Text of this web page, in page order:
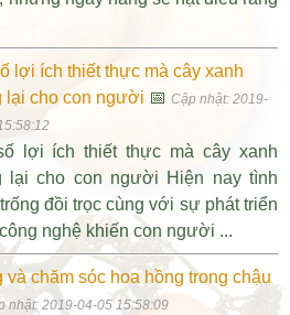
lợi ích thiết thực mà cây xanh
lại cho con người 📅 Cập nhật: 2019-
lợi ích thiết thực mà cây xanh
lại cho con người Hiện nay tình
đồi trọc cùng với sự phát triển
nghệ khiến con người ...
và chăm sóc hoa hồng trong chậu
nhật: 2019-04-05 15:58:09